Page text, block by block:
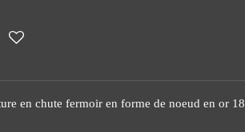
en chute fermoir en forme de noeud en or